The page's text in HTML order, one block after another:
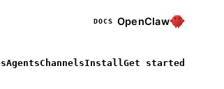
OpenClaw
DOCS
Get started
Install
Channels
Agents